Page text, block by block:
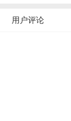
用户评论